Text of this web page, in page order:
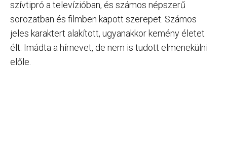
szívtipró a televízióban, és számos népszerű
sorozatban és filmben kapott szerepet. Számos
jeles karaktert alakított, ugyanakkor kemény életet
élt. Imádta a hírnevet, de nem is tudott elmenekülni
előle.